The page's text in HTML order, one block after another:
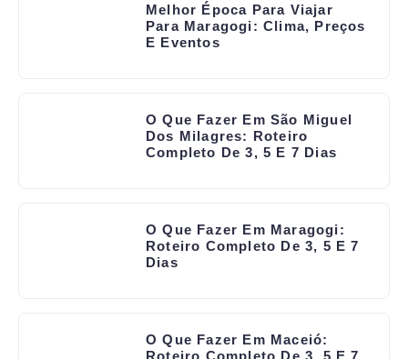
Melhor Época Para Viajar
Para Maragogi: Clima, Preços
E Eventos
O Que Fazer Em São Miguel
Dos Milagres: Roteiro
Completo De 3, 5 E 7 Dias
O Que Fazer Em Maragogi:
Roteiro Completo De 3, 5 E 7
Dias
O Que Fazer Em Maceió:
Roteiro Completo De 3, 5 E 7